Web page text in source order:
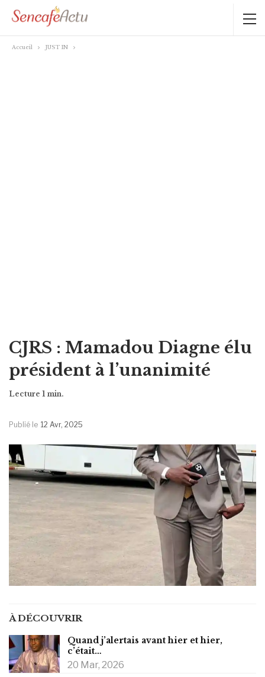
Accueil JUST IN
CJRS : Mamadou Diagne élu
président à l’unanimité
Publié le 12 Avr, 2025
À DÉCOUVRIR
Quand j’alertais avant hier et hier,
c’était…
20 Mar, 2026